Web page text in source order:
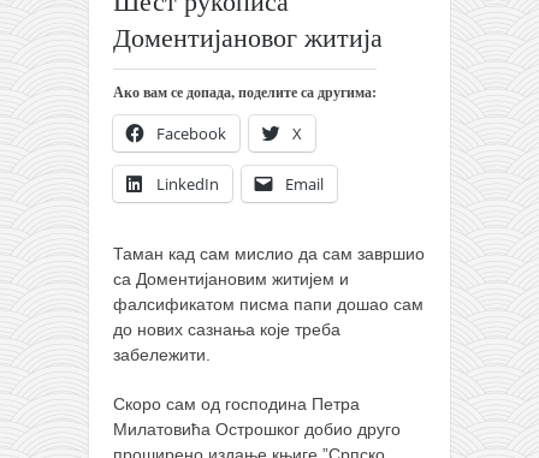
духовни отац
православље
забрањена историја
ћирилица
породичне приче
прота Воја
уместо твитера
календар српски
азбуки и књиге
Окинава карате
најновије на блогу
Доментијановог житија
Ако вам се допада, поделите са другима:
Facebook X
LinkedIn Email
Таман кад сам мислио да сам завршио
са Доментијановим житијем и
фалсификатом писма папи дошао сам
до нових сазнања које треба
забележити.
Скоро сам од господина Петра
Милатовића Острошког добио друго